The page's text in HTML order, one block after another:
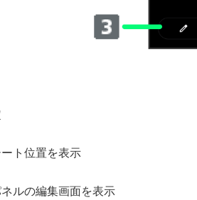
ト位置を表示
ルの編集画面を表示